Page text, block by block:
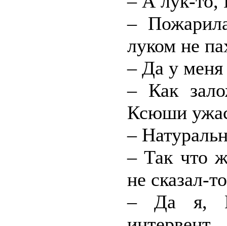
–
луком не
– Да у
– Как
Ксюши
–
– Так что
не сказал-
– Да я,